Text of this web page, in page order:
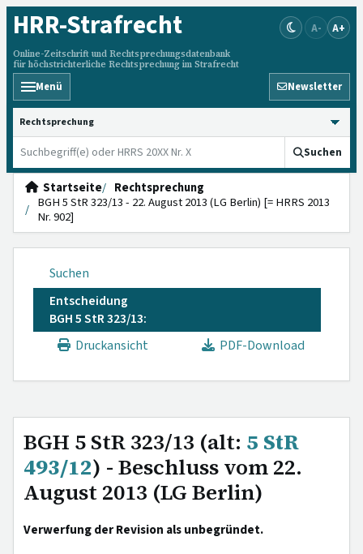
HRR-Strafrecht
Online-Zeitschrift und Rechtsprechungsdatenbank
für höchstrichterliche Rechtsprechung im Strafrecht
A- A+
Menü Newsletter
HRRS durchsuchen
Suchen
Startseite
Rechtsprechung
BGH 5 StR 323/13 - 22. August 2013 (LG Berlin) [= HRRS 2013
Nr. 902]
Suchen
Entscheidung
BGH 5 StR 323/13:
Druckansicht
PDF-Download
BGH 5 StR 323/13 (alt: 5 StR
493/12) - Beschluss vom 22.
August 2013 (LG Berlin)
Verwerfung der Revision als unbegründet.